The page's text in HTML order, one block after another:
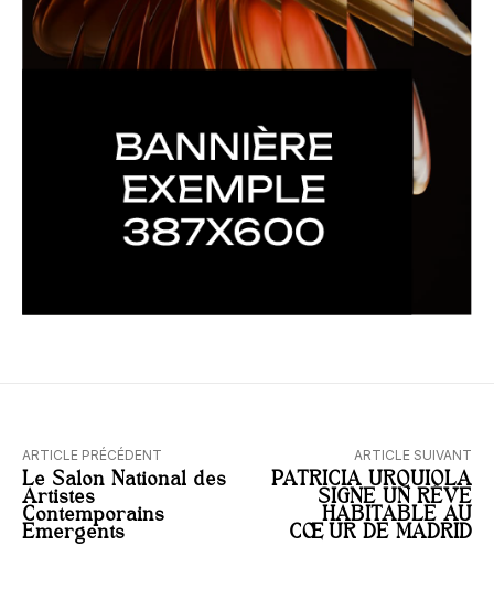
ARTICLE PRÉCÉDENT
Le Salon National des
Artistes
Contemporains
Emergents
ARTICLE SUIVANT
PATRICIA URQUIOLA
SIGNE UN RÊVE
HABITABLE AU
CŒUR DE MADRID